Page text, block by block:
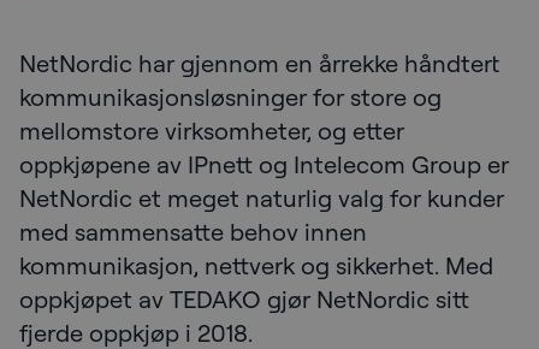
NetNordic har gjennom en årrekke håndtert
kommunikasjonsløsninger for store og
mellomstore virksomheter, og etter
oppkjøpene av IPnett og Intelecom Group er
NetNordic et meget naturlig valg for kunder
med sammensatte behov innen
kommunikasjon, nettverk og sikkerhet. Med
oppkjøpet av TEDAKO gjør NetNordic sitt
fjerde oppkjøp i 2018.